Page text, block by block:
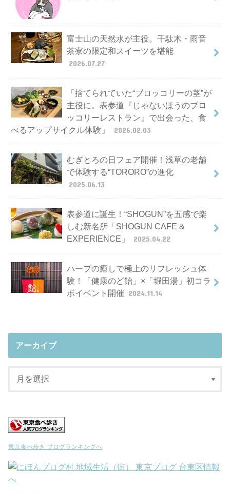
富士山の天然水が主役。千駄木・雨音
茶寮の限定和スイーツを堪能
2026.07.27
「捨てられていた“ブロッコリーの茎”が
主役に。表参道『じゃないほうのブロ
ッコリーレストラン』で出会った、食
べるアップサイクル体験」
2026.02.03
むぎとろの日フェア開催！浅草の老舗
で体験する“TORORO”の進化
2025.06.13
表参道に誕生！“SHOGUN”を五感で楽
しむ新名所「SHOGUN CAFE &
EXPERIENCE」
2025.04.22
ハーブの癒しで極上のリフレッシュ体
験！「健康のど飴」×「堀田湯」初コラ
ボイベント開催 2024.11.14
アーカイブ
東京食べ歩き ブログランキングへ